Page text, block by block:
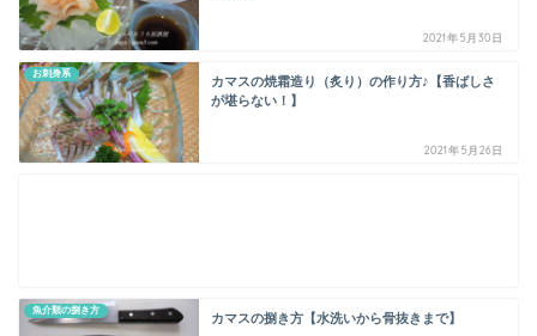
2021年5月30日
お刺身系
カマスの焼霜造り（炙り）の作り方♪【香ばしさ
が堪らない！】
2021年5月26日
魚介類の捌き方
カマスの捌き方【水洗いから骨抜きまで】